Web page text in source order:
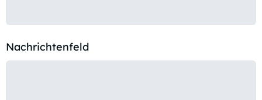
Nachrichtenfeld